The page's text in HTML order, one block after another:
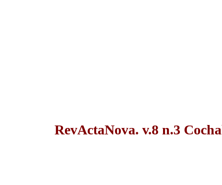
RevActaNova. v.8 n.3